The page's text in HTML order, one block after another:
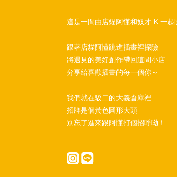
這是一間由店貓阿懂和奴才 K 一起
跟著店貓阿懂跳進插畫裡探險
將遇見的美好創作帶回這間小店
分享給喜歡插畫的每一個你～
我們就在駁二的大義倉庫裡
招牌是個黃色圓形大頭
別忘了進來跟阿懂打個招呼呦！